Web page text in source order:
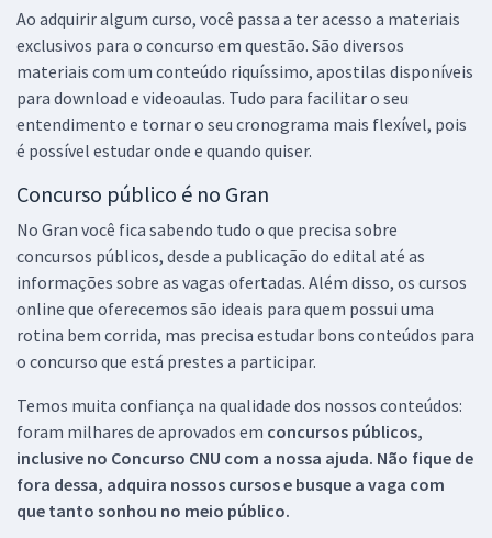
Ao adquirir algum curso, você passa a ter acesso a materiais
exclusivos para o concurso em questão. São diversos
materiais com um conteúdo riquíssimo, apostilas disponíveis
para download e videoaulas. Tudo para facilitar o seu
entendimento e tornar o seu cronograma mais flexível, pois
é possível estudar onde e quando quiser.
Concurso público é no Gran
No Gran você fica sabendo tudo o que precisa sobre
concursos públicos, desde a publicação do edital até as
informações sobre as vagas ofertadas. Além disso, os cursos
online que oferecemos são ideais para quem possui uma
rotina bem corrida, mas precisa estudar bons conteúdos para
o concurso que está prestes a participar.
Temos muita confiança na qualidade dos nossos conteúdos:
foram milhares de aprovados em concursos públicos,
inclusive no Concurso CNU com a nossa ajuda. Não fique de
fora dessa, adquira nossos cursos e busque a vaga com
que tanto sonhou no meio público.